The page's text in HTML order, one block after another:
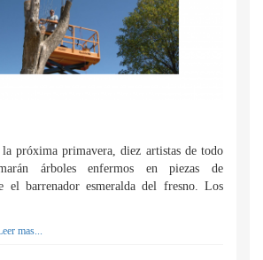
la próxima primavera, diez artistas de todo
árboles enfermos en piezas de
el barrenador esmeralda del fresno. Los
mas...